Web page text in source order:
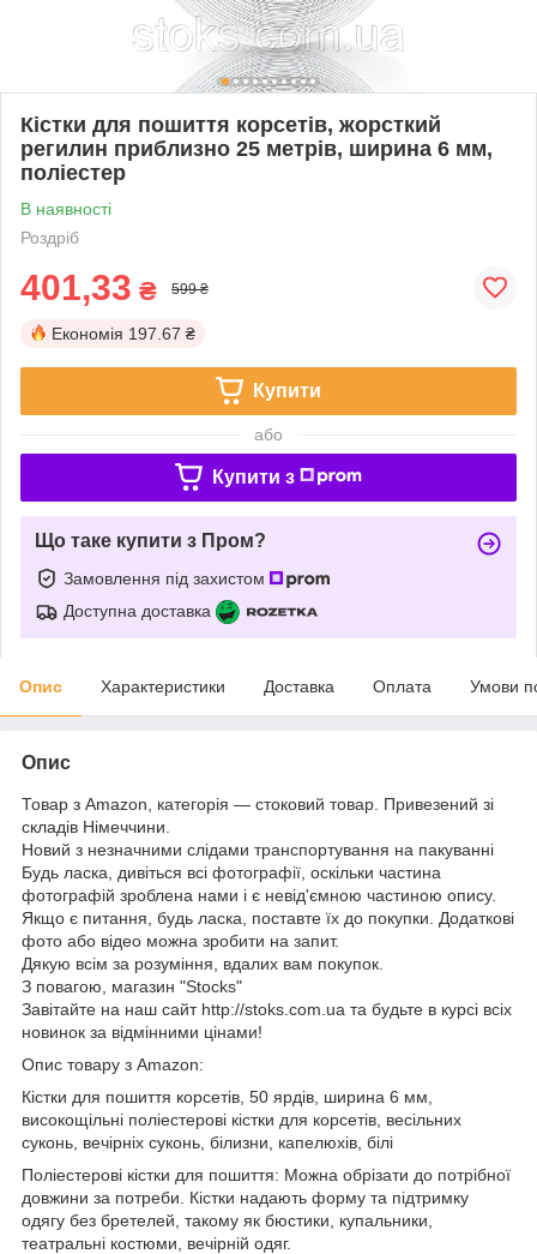
Кістки для пошиття корсетів, жорсткий
регилин приблизно 25 метрів, ширина 6 мм,
поліестер
В наявності
Роздріб
401,33 ₴ 599 ₴
Економія 197.67 ₴
Купити
або
Купити з
Що таке купити з Пром?
Замовлення під захистом
Доступна доставка
Опис Характеристики Доставка Оплата Умови
Опис
Товар з Amazon, категорія — стоковий товар. Привезений зі
складів Німеччини.
Новий з незначними слідами транспортування на пакуванні
Будь ласка, дивіться всі фотографії, оскільки частина
фотографій зроблена нами і є невід'ємною частиною опису.
Якщо є питання, будь ласка, поставте їх до покупки. Додаткові
фото або відео можна зробити на запит.
Дякую всім за розуміння, вдалих вам покупок.
З повагою, магазин "Stocks"
Завітайте на наш сайт http://stoks.com.ua та будьте в курсі всіх
новинок за відмінними цінами!
Опис товару з Amazon:
Кістки для пошиття корсетів, 50 ярдів, ширина 6 мм,
високощільні поліестерові кістки для корсетів, весільних
суконь, вечірніх суконь, білизни, капелюхів, білі
Поліестерові кістки для пошиття: Можна обрізати до потрібної
довжини за потреби. Кістки надають форму та підтримку
одягу без бретелей, такому як бюстики, купальники,
театральні костюми, вечірній одяг.